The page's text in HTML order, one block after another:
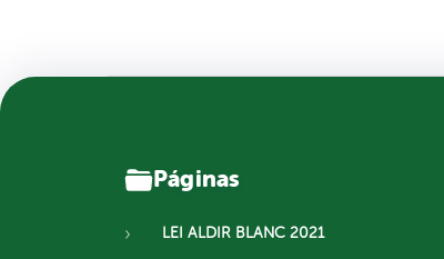
Páginas
LEI ALDIR BLANC 2021